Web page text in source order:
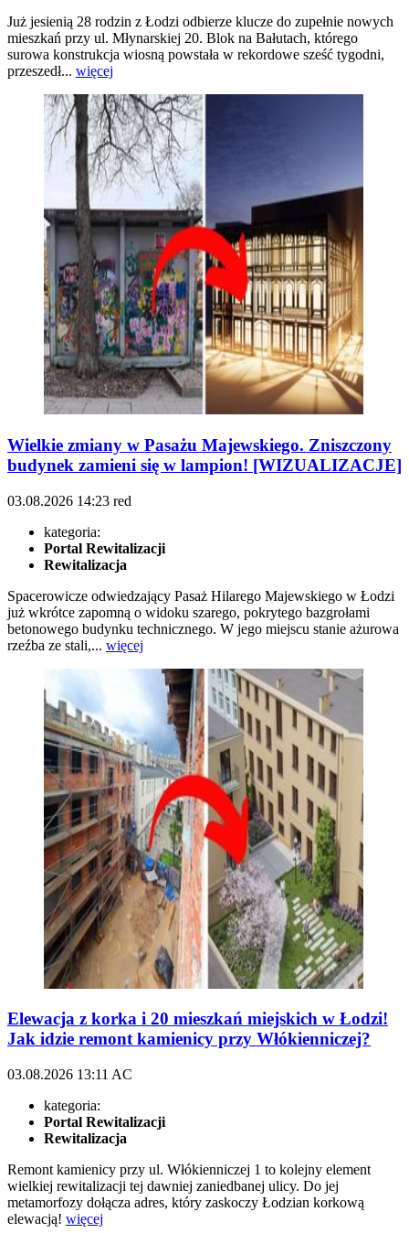
Już jesienią 28 rodzin z Łodzi odbierze klucze do zupełnie nowych
mieszkań przy ul. Młynarskiej 20. Blok na Bałutach, którego
surowa konstrukcja wiosną powstała w rekordowe sześć tygodni,
przeszedł... więcej
Wielkie zmiany w Pasażu Majewskiego. Zniszczony
budynek zamieni się w lampion! [WIZUALIZACJE]
03.08.2026 14:23 red
kategoria:
Portal Rewitalizacji
Rewitalizacja
Spacerowicze odwiedzający Pasaż Hilarego Majewskiego w Łodzi
już wkrótce zapomną o widoku szarego, pokrytego bazgrołami
betonowego budynku technicznego. W jego miejscu stanie ażurowa
rzeźba ze stali,... więcej
Elewacja z korka i 20 mieszkań miejskich w Łodzi!
Jak idzie remont kamienicy przy Włókienniczej?
03.08.2026 13:11 AC
kategoria:
Portal Rewitalizacji
Rewitalizacja
Remont kamienicy przy ul. Włókienniczej 1 to kolejny element
wielkiej rewitalizacji tej dawniej zaniedbanej ulicy. Do jej
metamorfozy dołącza adres, który zaskoczy Łodzian korkową
elewacją! więcej